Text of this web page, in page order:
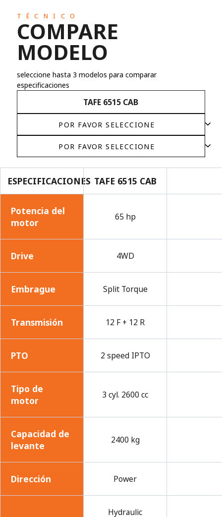
TÉCNICO
COMPARE
MODELO
seleccione hasta 3 modelos para comparar
especificaciones
TAFE 6515 CAB
ESPECIFICACIONES TAFE 6515 CAB
Potencia del
motor
65 hp
Drive 4WD
Embrague Split Torque
Transmisión 12 F + 12 R
PTO 2 speed IPTO
Tipo de
motor
3 cyl. 2600 cc
Capacidad de
levante
2400 kg
Dirección Power
Hydraulic